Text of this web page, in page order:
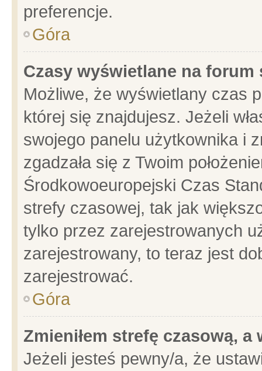
preferencje.
Góra
Czasy wyświetlane na forum
Możliwe, że wyświetlany czas
której się znajdujesz. Jeżeli
swojego panelu użytkownika i
zgadzała się z Twoim
Środkowoeuropejski Czas
strefy czasowej, tak jak
tylko przez zarejestrowanych
zarejestrowany, to teraz jest
zarejestrować.
Góra
Zmieniłem strefę czasową,
Jeżeli jesteś pewny/a, że